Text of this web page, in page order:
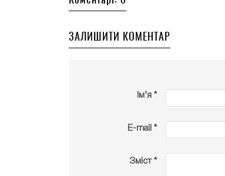
ЗАЛИШИТИ КОМЕНТАР
Ім’я *
E-mail *
Зміст *